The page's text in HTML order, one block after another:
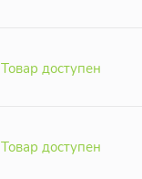
Товар доступен
Товар доступен